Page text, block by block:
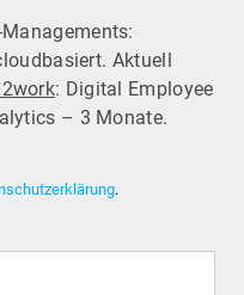
Aktuell
: Digital Employee
– 3 Monate.
.